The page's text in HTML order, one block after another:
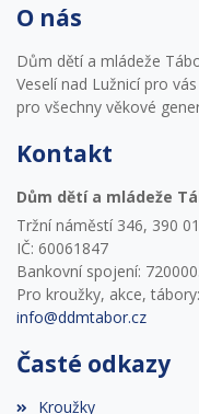
O nás
Dům dětí a mládeže
Veselí nad Lužnicí pro
pro všechny věkové
Kontakt
Dům dětí a mládeže
Tržní náměstí 346, 390
IČ: 60061847
Bankovní spojení:
Pro kroužky, akce,
info@ddmtabor.cz
Časté odkazy
Kroužky